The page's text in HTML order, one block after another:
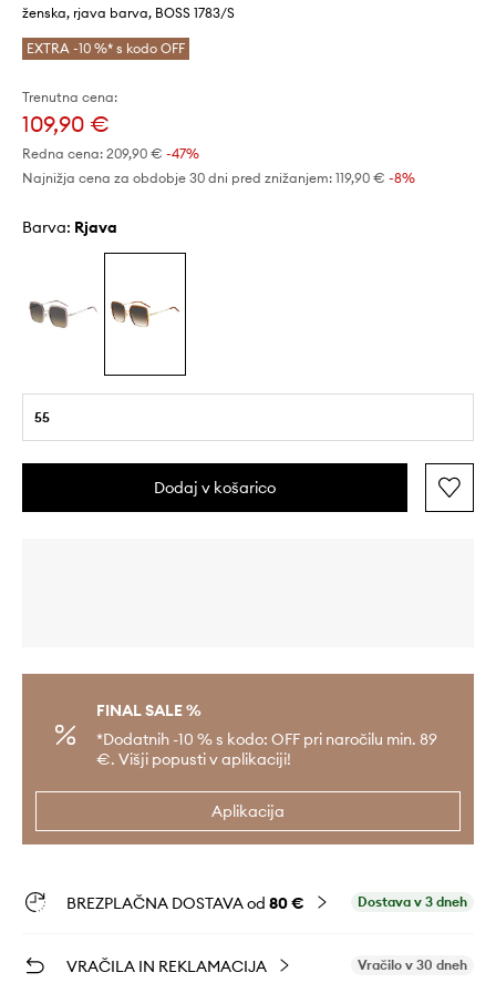
ženska, rjava barva, BOSS 1783/S
EXTRA -10 %* s kodo OFF
Trenutna cena:
109,90 €
Redna cena: 209,90 € -47%
Najnižja cena za obdobje 30 dni pred znižanjem: 119,90 € -8%
Barva: rjava
55
Dodaj v košarico
FINAL SALE %
*Dodatnih -10 % s kodo: OFF pri naročilu min. 89
€. Višji popusti v aplikaciji!
Aplikacija
BREZPLAČNA DOSTAVA od 80 € Dostava v 3 dneh
VRAČILA IN REKLAMACIJA Vračilo v 30 dneh